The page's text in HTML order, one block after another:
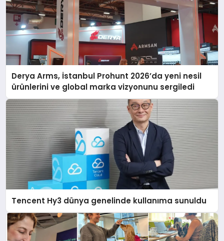
Derya Arms, İstanbul Prohunt 2026’da yeni nesil
ürünlerini ve global marka vizyonunu sergiledi
Tencent Hy3 dünya genelinde kullanıma sunuldu